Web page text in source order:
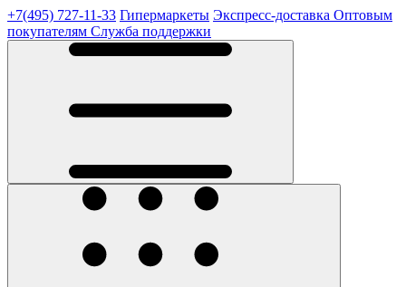
+7(495) 727-11-33 Гипермаркеты Экспресс-доставка Оптовым
покупателям Служба поддержки